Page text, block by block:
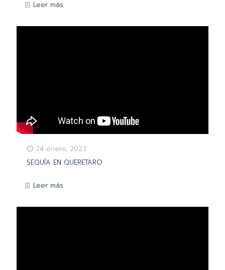
Leer más
24 enero, 2023
SEQUÍA EN QUERETARO
Leer más